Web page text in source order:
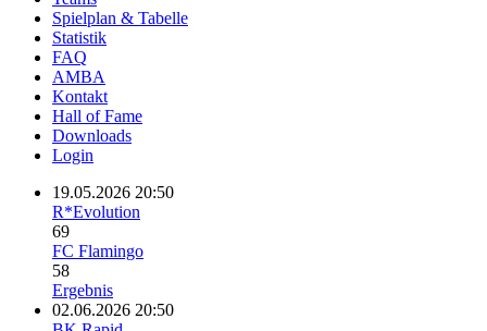
Spielplan & Tabelle
Statistik
FAQ
AMBA
Kontakt
Hall of Fame
Downloads
Login
19.05.2026 20:50
R*Evolution
69
FC Flamingo
58
Ergebnis
02.06.2026 20:50